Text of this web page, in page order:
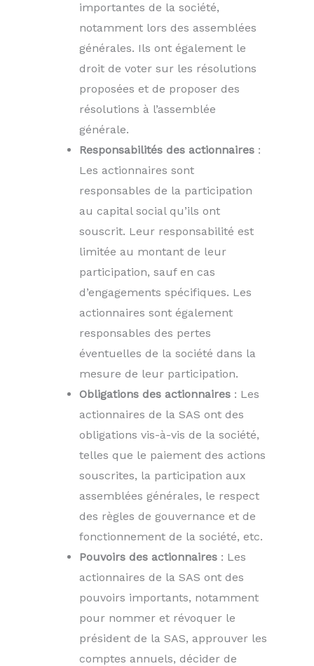
importantes de la société,
notamment lors des assemblées
générales. Ils ont également le
droit de voter sur les résolutions
proposées et de proposer des
résolutions à l’assemblée
générale.
Responsabilités des actionnaires :
Les actionnaires sont
responsables de la participation
au capital social qu’ils ont
souscrit. Leur responsabilité est
limitée au montant de leur
participation, sauf en cas
d’engagements spécifiques. Les
actionnaires sont également
responsables des pertes
éventuelles de la société dans la
mesure de leur participation.
Obligations des actionnaires : Les
actionnaires de la SAS ont des
obligations vis-à-vis de la société,
telles que le paiement des actions
souscrites, la participation aux
assemblées générales, le respect
des règles de gouvernance et de
fonctionnement de la société, etc.
Pouvoirs des actionnaires : Les
actionnaires de la SAS ont des
pouvoirs importants, notamment
pour nommer et révoquer le
président de la SAS, approuver les
comptes annuels, décider de